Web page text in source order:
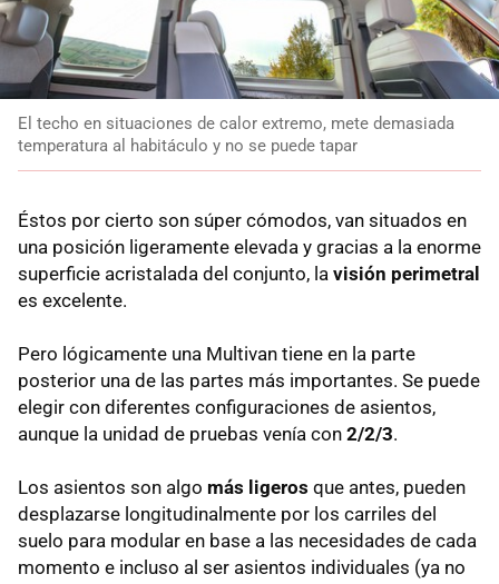
El techo en situaciones de calor extremo, mete demasiada
temperatura al habitáculo y no se puede tapar
Éstos por cierto son súper cómodos, van situados en
una posición ligeramente elevada y gracias a la enorme
superficie acristalada del conjunto, la visión perimetral
es excelente.
Pero lógicamente una Multivan tiene en la parte
posterior una de las partes más importantes. Se puede
elegir con diferentes configuraciones de asientos,
aunque la unidad de pruebas venía con 2/2/3.
Los asientos son algo más ligeros que antes, pueden
desplazarse longitudinalmente por los carriles del
suelo para modular en base a las necesidades de cada
momento e incluso al ser asientos individuales (ya no